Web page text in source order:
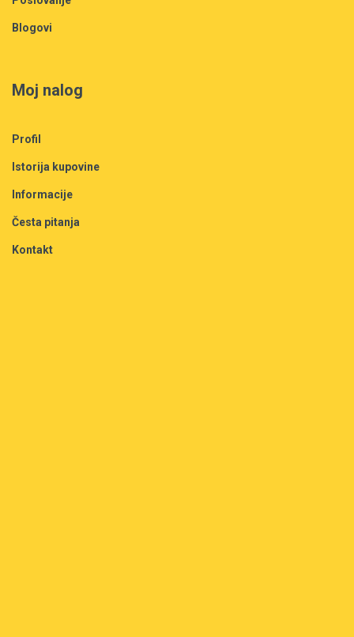
Blogovi
Moj nalog
Profil
Istorija kupovine
Informacije
Česta pitanja
Kontakt